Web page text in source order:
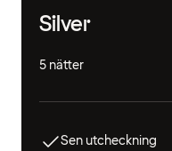
Silver
5 nätter
Sen utcheckning